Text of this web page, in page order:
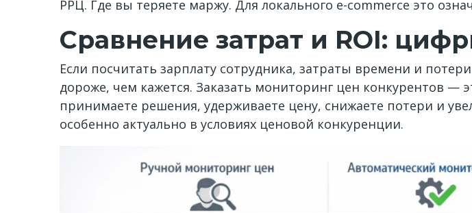
РРЦ. Где вы теряете маржу. Для локального e-commerce это
Сравнение затрат и ROI:
Если посчитать зарплату сотрудника, затраты времени и
дороже, чем кажется. Заказать мониторинг цен конкурентов —
принимаете решения, удерживаете цену, снижаете потери и
особенно актуально в условиях ценовой конкуренции.